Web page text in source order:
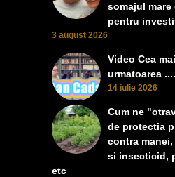
somajul mare
pentru
3 august 2026
Video Cea
urmatoarea
14 iulie 2026
Cum ne
de protectia
contra
si insecticid,
etc